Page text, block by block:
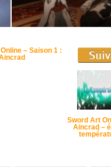
– Saison 1 :
Sword Art
Aincrad –